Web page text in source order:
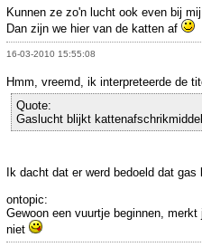
Kunnen ze zo'n lucht ook even bij
Dan zijn we hier van de katten af
16-03-2010 15:55:08
Hmm, vreemd, ik interpreteerde de
Quote:
Gaslucht blijkt kattenafschrikmiddel
Ik dacht dat er werd bedoeld dat
ontopic:
Gewoon een vuurtje beginnen,
niet